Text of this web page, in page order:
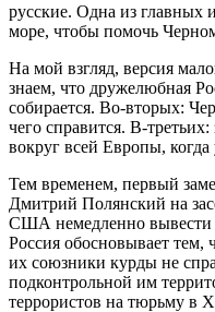
русские. Одна из главных
море, чтобы помочь
На мой взгляд, версия
знаем, что дружелюбная
собирается. Во-вторых:
чего справится. В-
вокруг всей Европы,
Тем временем, первый
Дмитрий Полянский на
США немедленно вывести
Россия обосновывает тем,
их союзники курды не
подконтрольной им
террористов на тюрьму в